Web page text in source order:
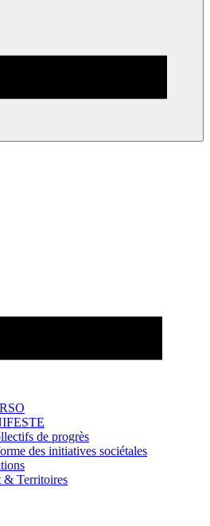
de progrès
des initiatives sociétales
& Territoires